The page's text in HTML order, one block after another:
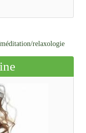
relaxologie